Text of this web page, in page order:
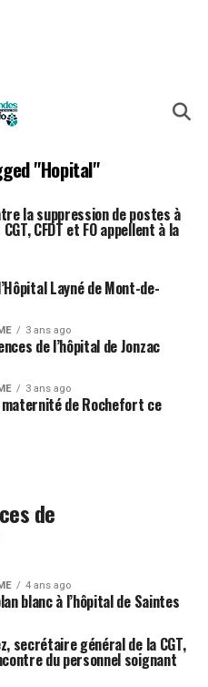
"Hopital"
la suppression de postes à
CFDT et FO appellent à la
Layné de Mont-de-
3 ans ago
de l’hôpital de Jonzac
3 ans ago
de Rochefort ce
de
4 ans ago
blanc à l’hôpital de Saintes
secrétaire général de la CGT,
du personnel soignant